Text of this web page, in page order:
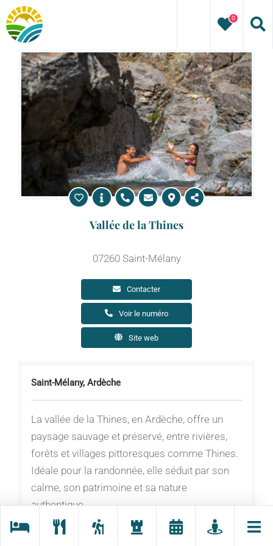
Passer
au
contenu
0
Saint-Mélany, Ardèche
La vallée de la Thines, en Ardèche, offre un
paysage sauvage et préservé, entre rivières,
forêts et villages pittoresques comme Thines.
Idéale pour la randonnée, elle séduit par son
calme, son patrimoine et sa nature
authentique.
En contrebas du hameau cévenol de Thines,
Vallée de la Thines
07260 Saint-Mélany
Contacter
Voir le numéro
Site web